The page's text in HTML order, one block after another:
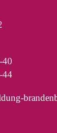
40
44